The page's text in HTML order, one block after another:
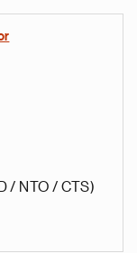
/ NTO / CTS)